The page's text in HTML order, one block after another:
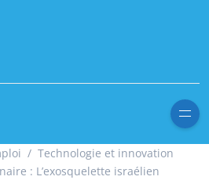
Technologie et innovation
: L’exosquelette israélien